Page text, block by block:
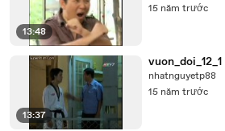
13:48
15 năm trước
13:37
vuon_doi_12_1
nhatnguyetp88
15 năm trước